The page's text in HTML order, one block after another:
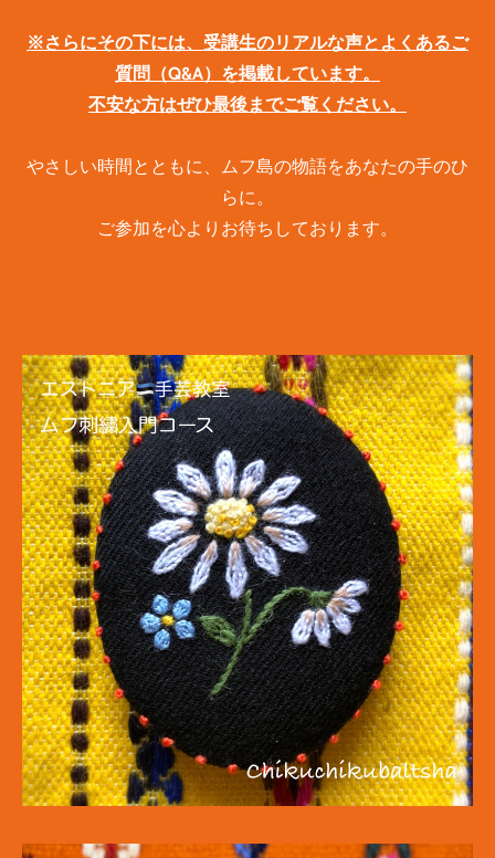
※さらにその下には、受講生のリアルな声とよくあるご
質問（Q&A）を掲載しています。
不安な方はぜひ最後までご覧ください。
やさしい時間とともに、ムフ島の物語をあなたの手のひ
らに。
ご参加を心よりお待ちしております。